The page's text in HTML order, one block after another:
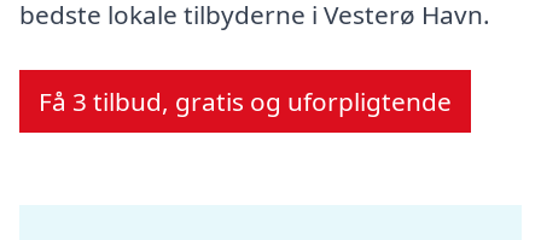
bedste lokale tilbyderne i Vesterø Havn.
Få 3 tilbud, gratis og uforpligtende